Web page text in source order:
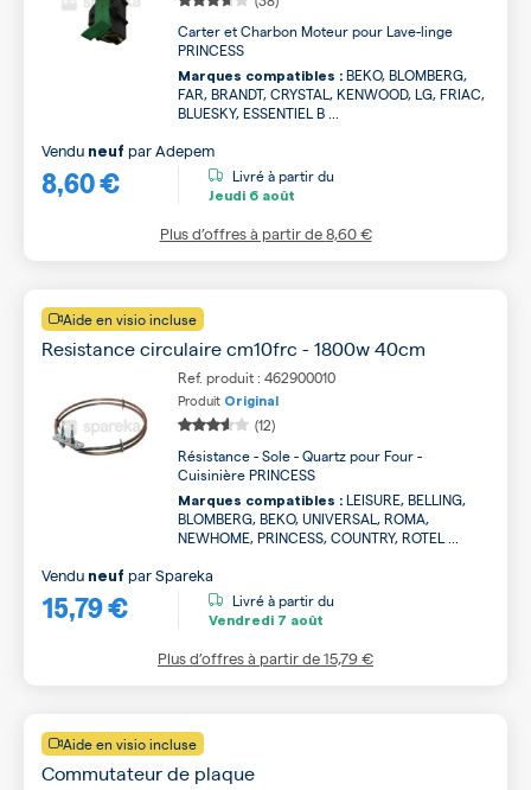
Carter et Charbon Moteur pour Lave-linge
PRINCESS
Marques compatibles : BEKO, BLOMBERG,
FAR, BRANDT, CRYSTAL, KENWOOD, LG, FRIAC,
BLUESKY, ESSENTIEL B ...
8,60 €
Vendu neuf parAdepem
Livré à partir du
Jeudi 6 août
Plus d’offres à partir de8,60 €
Aide en visio incluse
Resistance circulaire cm10frc - 1800w 40cm
Ref. produit : 462900010
Produit Original
(12)
Résistance - Sole - Quartz pour Four -
Cuisinière PRINCESS
Marques compatibles : LEISURE, BELLING,
BLOMBERG, BEKO, UNIVERSAL, ROMA,
NEWHOME, PRINCESS, COUNTRY, ROTEL ...
15,79 €
Vendu neuf parSpareka
Livré à partir du
Vendredi 7 août
Plus d’offres à partir de15,79 €
Aide en visio incluse
Commutateur de plaque